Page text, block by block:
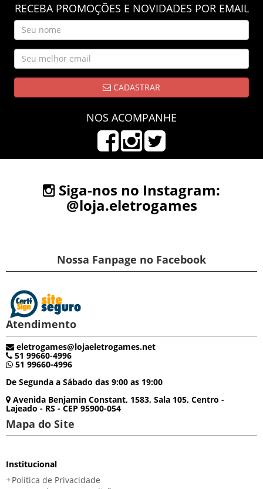
RECEBA PROMOÇÕES E NOVIDADES POR EMAIL
CADASTRAR
NOS ACOMPANHE
Siga-nos no Instagram:
@loja.eletrogames
Nossa Fanpage no Facebook
Atendimento
eletrogames@lojaeletrogames.net
51 99660-4996
51 99660-4996
De Segunda a Sábado das 9:00 as 19:00
Avenida Benjamin Constant, 1583, Sala 105, Centro -
Lajeado - RS - CEP 95900-054
Mapa do Site
Institucional
Política de Privacidade